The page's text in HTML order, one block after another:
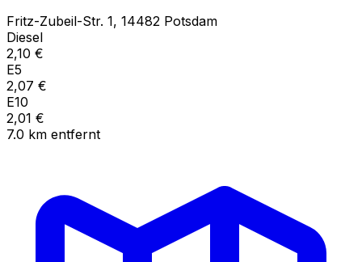
Fritz-Zubeil-Str. 1, 14482 Potsdam
Diesel
2,10 €
E5
2,07 €
E10
2,01 €
7.0 km entfernt